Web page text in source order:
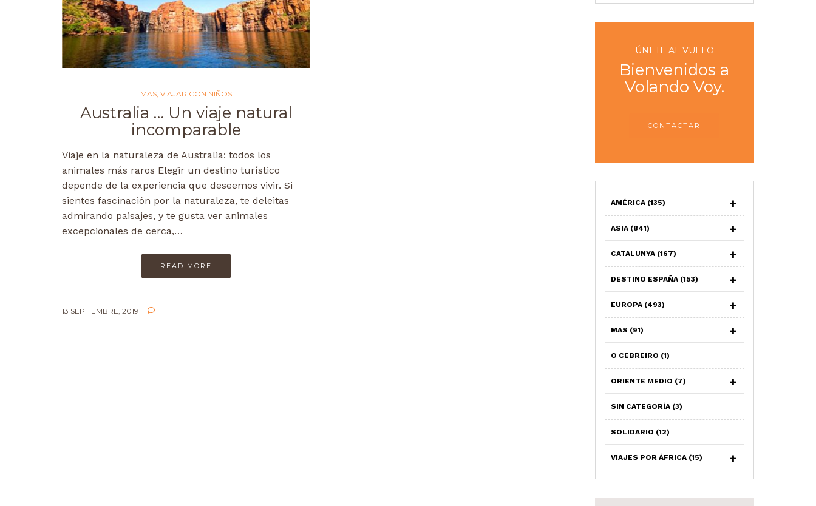
MAS, VIAJAR CON NIÑOS
Australia … Un viaje natural
incomparable
Viaje en la naturaleza de Australia: todos los
animales más raros Elegir un destino turístico
depende de la experiencia que deseemos vivir. Si
sientes fascinación por la naturaleza, te deleitas
admirando paisajes, y te gusta ver animales
excepcionales de cerca,…
READ MORE
13 SEPTIEMBRE, 2019
ÚNETE AL VUELO
Bienvenidos a
Volando Voy.
CONTACTAR
AMÉRICA (135)
ASIA (841)
CATALUNYA (167)
DESTINO ESPAÑA (153)
EUROPA (493)
MAS (91)
O CEBREIRO (1)
ORIENTE MEDIO (7)
SIN CATEGORÍA (3)
SOLIDARIO (12)
VIAJES POR ÁFRICA (15)